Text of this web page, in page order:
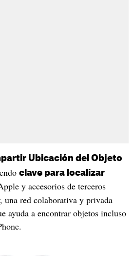
Ubicación del Objeto
clave para localizar
y accesorios de terceros
una red colaborativa y privada
ayuda a encontrar objetos incluso